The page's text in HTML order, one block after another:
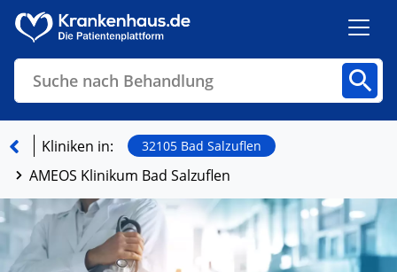
Suche nach Behandlung
Kliniken in: 32105 Bad Salzuflen
AMEOS Klinikum Bad Salzuflen